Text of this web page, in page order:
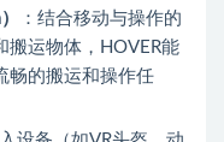
：结合移动与操作的
搬运物体，HOVER能
畅的搬运和操作任